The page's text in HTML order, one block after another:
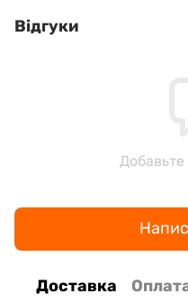
Відгуки
Доставка